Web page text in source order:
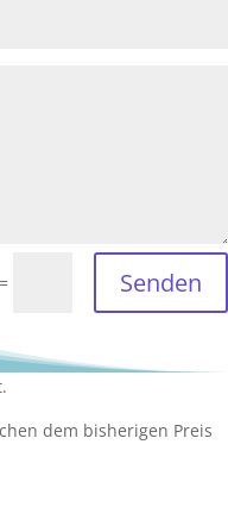
= Senden
dem bisherigen Preis